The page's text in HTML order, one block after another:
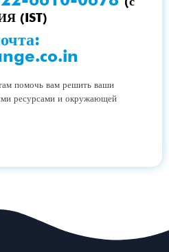
(IST)
помочь вам решить ваши
ресурсами и окружающей